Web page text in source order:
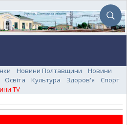
Новини Полтавщини
Новини
Освіта Культура Здоров'я
Спорт
TV